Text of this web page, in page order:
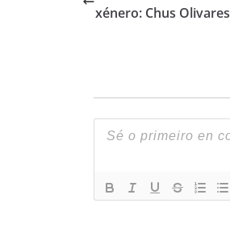
xénero: Chus Olivares